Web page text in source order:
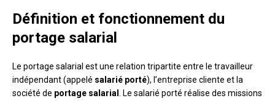
Définition et fonctionnement du
portage salarial
Le portage salarial est une relation tripartite entre le travailleur
indépendant (appelé salarié porté), l’entreprise cliente et la
société de portage salarial
. Le salarié porté réalise des missions